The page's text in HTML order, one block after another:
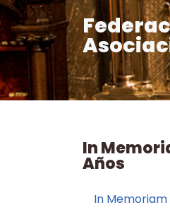
In
Años
In Memoriam